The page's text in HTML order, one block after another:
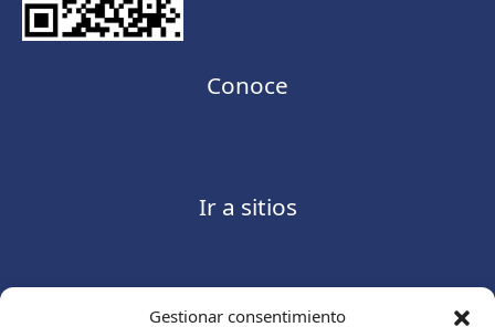
Gestionar consentimiento
Conoce
Ir a sitios